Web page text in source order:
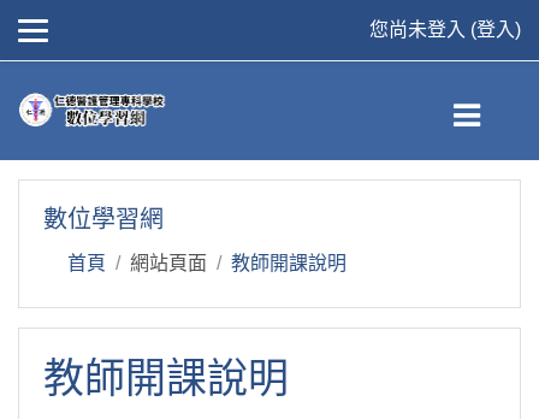
您尚未登入 (登入)
數位學習網
首頁 網站頁面 教師開課說明
教師開課說明